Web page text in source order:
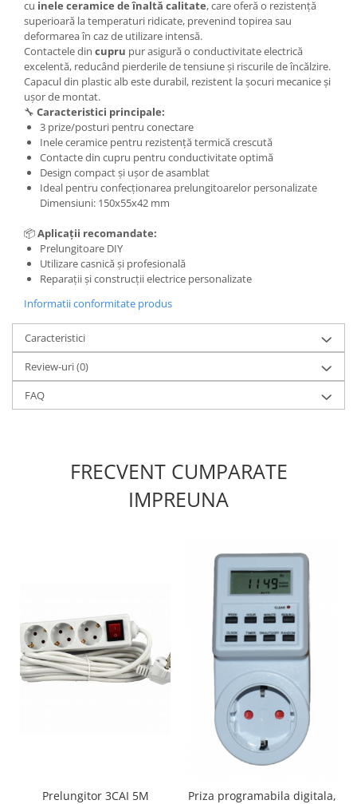
Scule / utile / sonerii/ rulete
Adezivi si benzi adezive
Chei , clesti , patenti
Cose / Coliere plastic
Pistoale de lipit si accesorii
Scule si unelte de
taiat,accesorii pentru gaurit si
insurubat
Sonerii
Trepied
Ventilator
Lanterne
Accesorii camping
Masina de facut gheata
Produse grele si voluminoase
Promotii
cu inele ceramice de înaltă calitate, care oferă o rezistență
superioară la temperaturi ridicate, prevenind topirea sau
deformarea în caz de utilizare intensă.
Contactele din cupru pur asigură o conductivitate electrică
excelentă, reducând pierderile de tensiune și riscurile de încălzire.
Capacul din plastic alb este durabil, rezistent la șocuri mecanice și
ușor de montat.
🔧 Caracteristici principale:
3 prize/posturi pentru conectare
Inele ceramice pentru rezistență termică crescută
Contacte din cupru pentru conductivitate optimă
Design compact și ușor de asamblat
Ideal pentru confecționarea prelungitoarelor personalizate
Dimensiuni: 150x55x42 mm
📦Aplicații recomandate:
Prelungitoare DIY
Utilizare casnică și profesională
Reparații și construcții electrice personalizate
Informatii conformitate produs
Caracteristici
Review-uri(0)
FAQ
FRECVENT CUMPARATE
IMPREUNA
Prelungitor 3CAI 5M
Priza programabila digitala,